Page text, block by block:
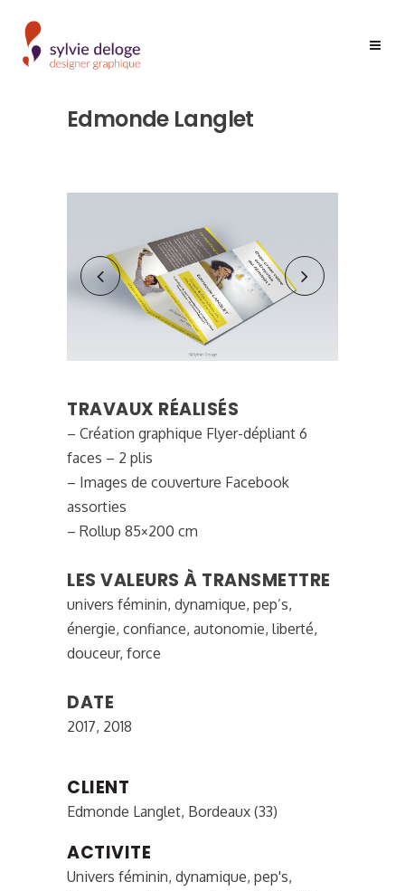
Edmonde Langlet
TRAVAUX RÉALISÉS
– Création graphique Flyer-dépliant 6
faces – 2 plis
– Images de couverture Facebook
assorties
– Rollup 85×200 cm
LES VALEURS À TRANSMETTRE
univers féminin, dynamique, pep’s,
énergie, confiance, autonomie, liberté,
douceur, force
DATE
2017, 2018
CLIENT
Edmonde Langlet, Bordeaux (33)
ACTIVITE
Univers féminin, dynamique, pep's,